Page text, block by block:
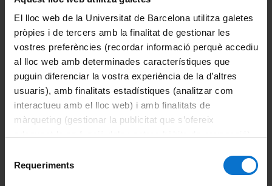
El lloc web de la Universitat de Barcelona utilitza galetes
pròpies i de tercers amb la finalitat de gestionar les
vostres preferències (recordar informació perquè accediu
al lloc web amb determinades característiques que
puguin diferenciar la vostra experiència de la d’altres
usuaris), amb finalitats estadístiques (analitzar com
interactueu amb el lloc web) i amb finalitats de
màrqueting (gestionar la publicitat que s’ofereix
consultar laPolítica de galetes del lloc web de la
Requeriments
Comparteix-ho:
Imprimeix
Departaments
Biomedicina